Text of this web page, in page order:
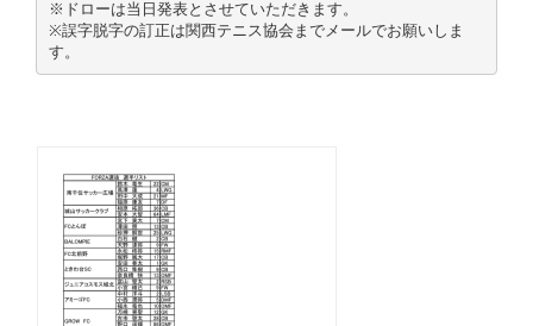
※ドローは当日発表とさせていただきます。
※誤字脱字の訂正は関西テニス協会までメールでお願いしま